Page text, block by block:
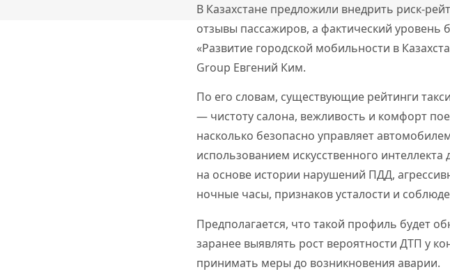
В Казахстане предложили внедрить риск-
отзывы пассажиров, а фактический
«Развитие городской мобильности в
Group Евгений Ким.
По его словам, существующие рейтинги
— чистоту салона, вежливость и комфорт
насколько безопасно управляет
использованием искусственного
на основе истории нарушений ПДД,
ночные часы, признаков усталости и
Предполагается, что такой профиль будет
заранее выявлять рост вероятности ДТП у
принимать меры до возникновения аварии.